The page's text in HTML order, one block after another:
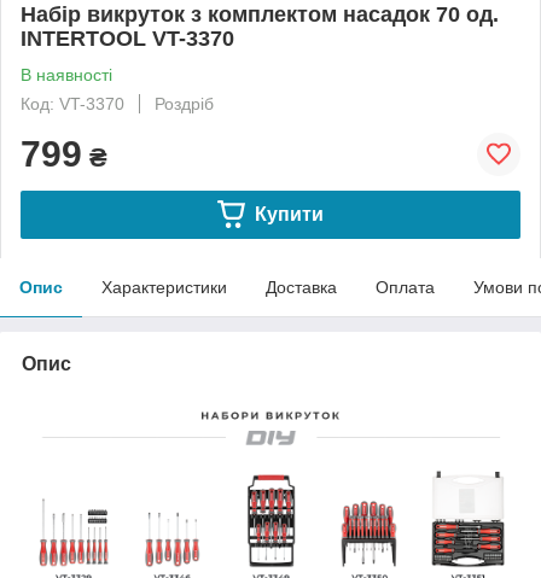
Набір викруток з комплектом насадок 70 од.
INTERTOOL VT-3370
В наявності
Код: VT-3370
Роздріб
799 ₴
Купити
Опис Характеристики Доставка Оплата Умови
Опис